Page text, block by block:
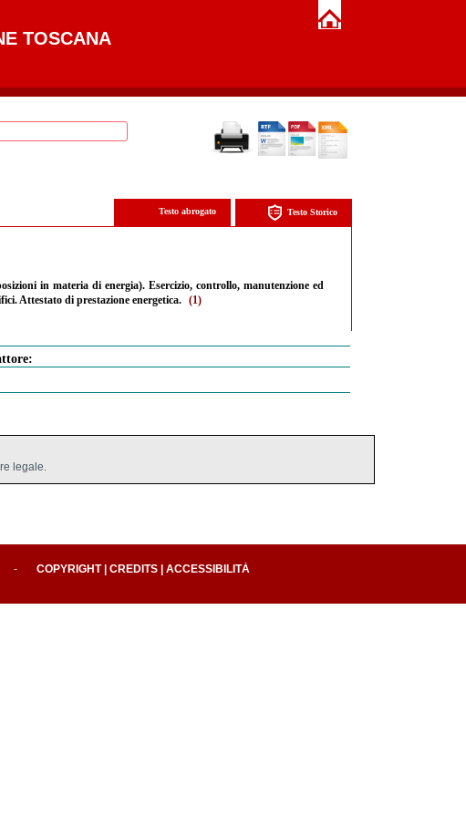
TOSCANA
Testo Storico
Testo abrogato
in materia di energia). Esercizio, controllo, manutenzione ed
Attestato di prestazione energetica. (1)
legale.
- COPYRIGHT|CREDITS |ACCESSIBILITÀ